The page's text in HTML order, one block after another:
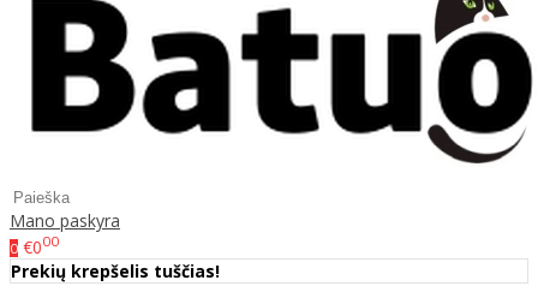
Mano paskyra
0 €000
Prekių krepšelis tuščias!